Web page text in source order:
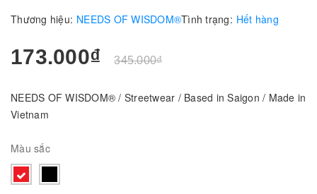
Thương hiệu: NEEDS OF WISDOM®Tình trạng: Hết hàng
173.000₫ 345.000₫
NEEDS OF WISDOM® / Streetwear / Based in Saigon / Made in
Vietnam
Màu sắc